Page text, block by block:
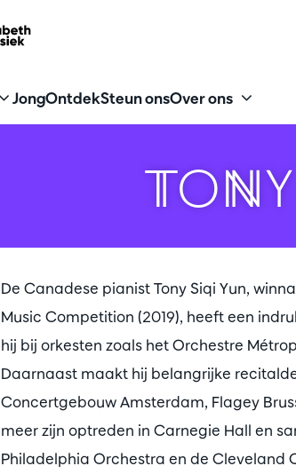
JongOntdekSteun onsOver ons
De Canadese pianist Tony Siqi Yun,
Music Competition (2019), heeft een
hij bij orkesten zoals het Orchestre
Daarnaast maakt hij belangrijke
Concertgebouw Amsterdam, Flagey
meer zijn optreden in Carnegie Hall en
Philadelphia Orchestra en de Cleveland